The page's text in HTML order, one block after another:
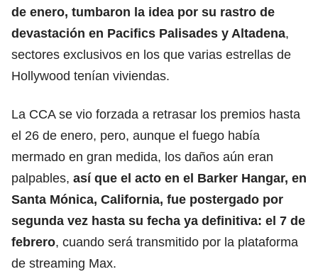
de enero, tumbaron la idea por su rastro de
devastación en Pacifics Palisades y Altadena,
sectores exclusivos en los que varias estrellas de
Hollywood tenían viviendas.
La CCA se vio forzada a retrasar los premios hasta
el 26 de enero, pero, aunque el fuego había
mermado en gran medida, los daños aún eran
palpables, así que el acto en el Barker Hangar, en
Santa Mónica, California, fue postergado por
segunda vez hasta su fecha ya definitiva: el 7 de
febrero, cuando será transmitido por la plataforma
de streaming Max.